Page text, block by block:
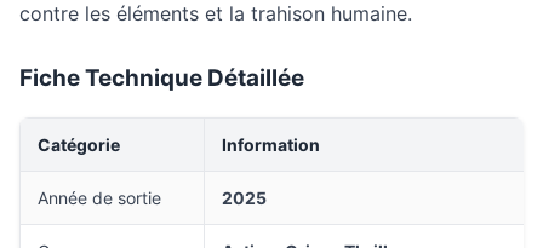
contre les éléments et la trahison humaine.
Fiche Technique Détaillée
Catégorie Information
Année de sortie 2025